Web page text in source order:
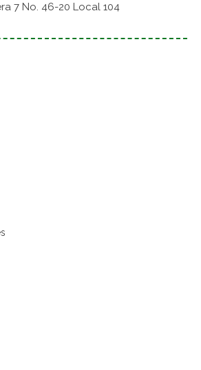
7 No. 46-20 Local 104